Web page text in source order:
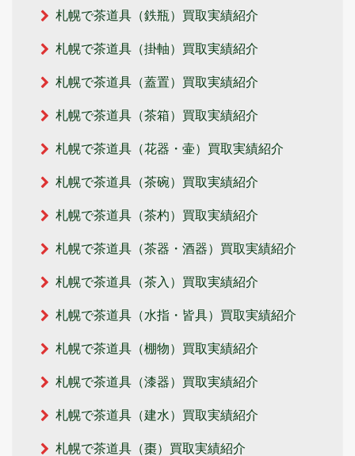
札幌で茶道具（鉄瓶）買取実績紹介
札幌で茶道具（掛軸）買取実績紹介
札幌で茶道具（蓋置）買取実績紹介
札幌で茶道具（茶箱）買取実績紹介
札幌で茶道具（花器・壷）買取実績紹介
札幌で茶道具（茶碗）買取実績紹介
札幌で茶道具（茶杓）買取実績紹介
札幌で茶道具（茶器・酒器）買取実績紹介
札幌で茶道具（茶入）買取実績紹介
札幌で茶道具（水指・皆具）買取実績紹介
札幌で茶道具（棚物）買取実績紹介
札幌で茶道具（漆器）買取実績紹介
札幌で茶道具（建水）買取実績紹介
札幌で茶道具（棗）買取実績紹介